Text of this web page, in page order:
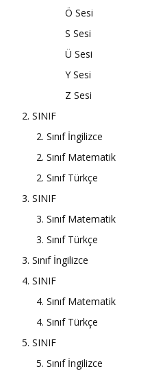
Ö Sesi
S Sesi
Ü Sesi
Y Sesi
Z Sesi
2. SINIF
2. Sınıf İngilizce
2. Sınıf Matematik
2. Sınıf Türkçe
3. SINIF
3. Sınıf Matematik
3. Sınıf Türkçe
3. Sınıf İngilizce
4. SINIF
4. Sınıf Matematik
4. Sınıf Türkçe
5. SINIF
5. Sınıf İngilizce